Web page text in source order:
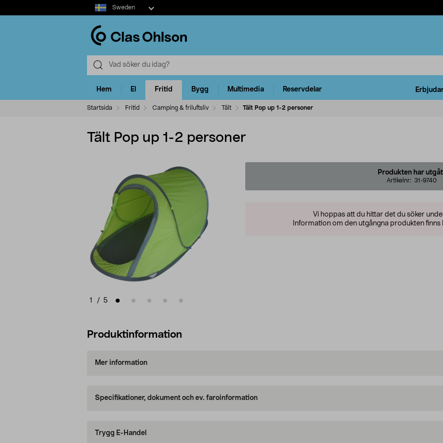
Select
market
Sweden
Hem El Fritid Bygg Multimedia Reservdelar
Startsida Fritid Camping & friluftsliv Tält Tält Pop up 1-2 personer
Tält Pop up 1-2 personer
1 / 5
Produkten har
Artikelnr: 31-9740
Vi hoppas att du hittar det du söker
Information om den utgångna produkten finns
Produktinformation
Mer information
Specifikationer, dokument och ev. faroinformation
Trygg E-Handel